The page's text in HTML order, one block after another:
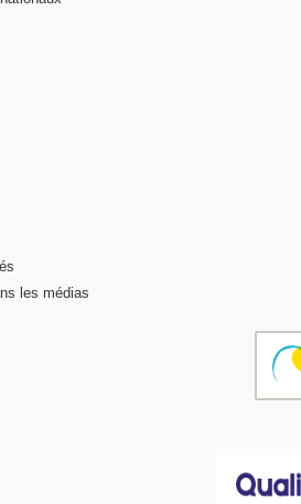
les médias